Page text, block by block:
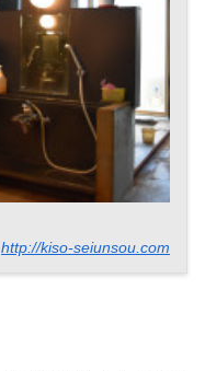
http://kiso-seiunsou.com